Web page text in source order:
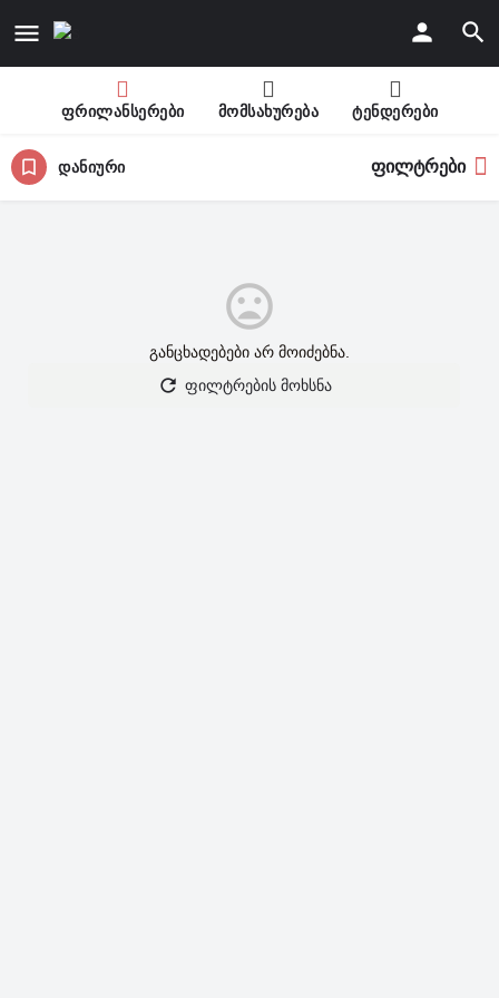
ფრილანსერები მომსახურება ტენდერები
დანიური ფილტრები
განცხადებები არ მოიძებნა.
ფილტრების მოხსნა